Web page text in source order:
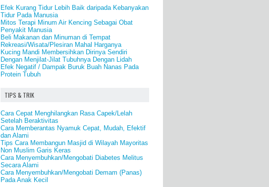
Efek Kurang Tidur Lebih Baik daripada Kebanyakan
Tidur Pada Manusia
Mitos Terapi Minum Air Kencing Sebagai Obat
Penyakit Manusia
Beli Makanan dan Minuman di Tempat
Rekreasi/Wisata/Plesiran Mahal Harganya
Kucing Mandi Membersihkan Dirinya Sendiri
Dengan Menjilat-Jilat Tubuhnya Dengan Lidah
Efek Negatif / Dampak Buruk Buah Nanas Pada
Protein Tubuh
TIPS & TRIK
Cara Cepat Menghilangkan Rasa Capek/Lelah
Setelah Beraktivitas
Cara Memberantas Nyamuk Cepat, Mudah, Efektif
dan Alami
Tips Cara Membangun Masjid di Wilayah Mayoritas
Non Muslim Garis Keras
Cara Menyembuhkan/Mengobati Diabetes Melitus
Secara Alami
Cara Menyembuhkan/Mengobati Demam (Panas)
Pada Anak Kecil